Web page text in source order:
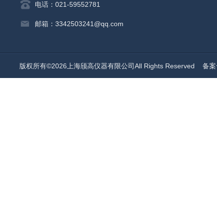
电话：021-59552781
邮箱：3342503241@qq.com
版权所有©2026上海颀高仪器有限公司All Rights Reserved 备